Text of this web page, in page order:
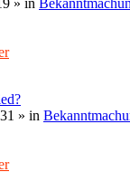
» in